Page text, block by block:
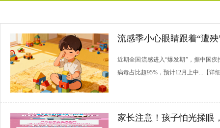
流感季小心眼睛跟着“遭
近期全国流感进入“爆发期”，据中国
病毒占比超95%，预计12月上中...【详
家长注意！孩子怕光揉眼